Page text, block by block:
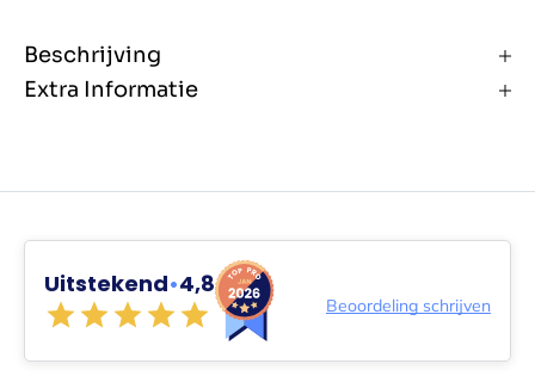
Beschrijving
Extra Informatie
Uitstekend•4,8
Beoordeling schrijven